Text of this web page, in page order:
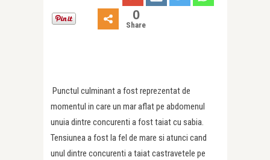
0
Share
Punctul culminant a fost reprezentat de
momentul in care un mar aflat pe abdomenul
unuia dintre concurenti a fost taiat cu sabia.
Tensiunea a fost la fel de mare si atunci cand
unul dintre concurenti a taiat castravetele pe